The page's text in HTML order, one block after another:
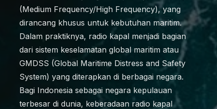
(Medium Frequency/High Frequency), yang
dirancang khusus untuk kebutuhan maritim.
Dalam praktiknya, radio kapal menjadi bagian
dari sistem keselamatan global maritim atau
GMDSS (Global Maritime Distress and Safety
System) yang diterapkan di berbagai negara.
Bagi Indonesia sebagai negara kepulauan
terbesar di dunia, keberadaan radio kapal